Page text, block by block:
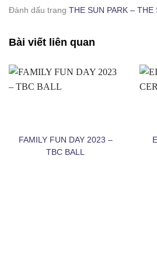
Đánh dấu trang THE SUN PARK – THE
Bài viết liên quan
FAMILY FUN DAY 2023 –
TBC BALL